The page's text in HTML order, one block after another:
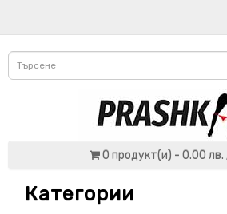
0 продукт(и) - 0.00
Категории